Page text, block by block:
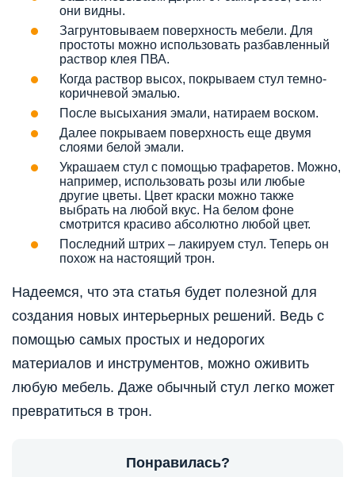
они видны.
Загрунтовываем поверхность мебели. Для
простоты можно использовать разбавленный
раствор клея ПВА.
Когда раствор высох, покрываем стул темно-
коричневой эмалью.
После высыхания эмали, натираем воском.
Далее покрываем поверхность еще двумя
слоями белой эмали.
Украшаем стул с помощью трафаретов. Можно,
например, использовать розы или любые
другие цветы. Цвет краски можно также
выбрать на любой вкус. На белом фоне
смотрится красиво абсолютно любой цвет.
Последний штрих – лакируем стул. Теперь он
похож на настоящий трон.
Надеемся, что эта статья будет полезной для
создания новых интерьерных решений. Ведь с
помощью самых простых и недорогих
материалов и инструментов, можно оживить
любую мебель. Даже обычный стул легко может
превратиться в трон.
Понравилась?